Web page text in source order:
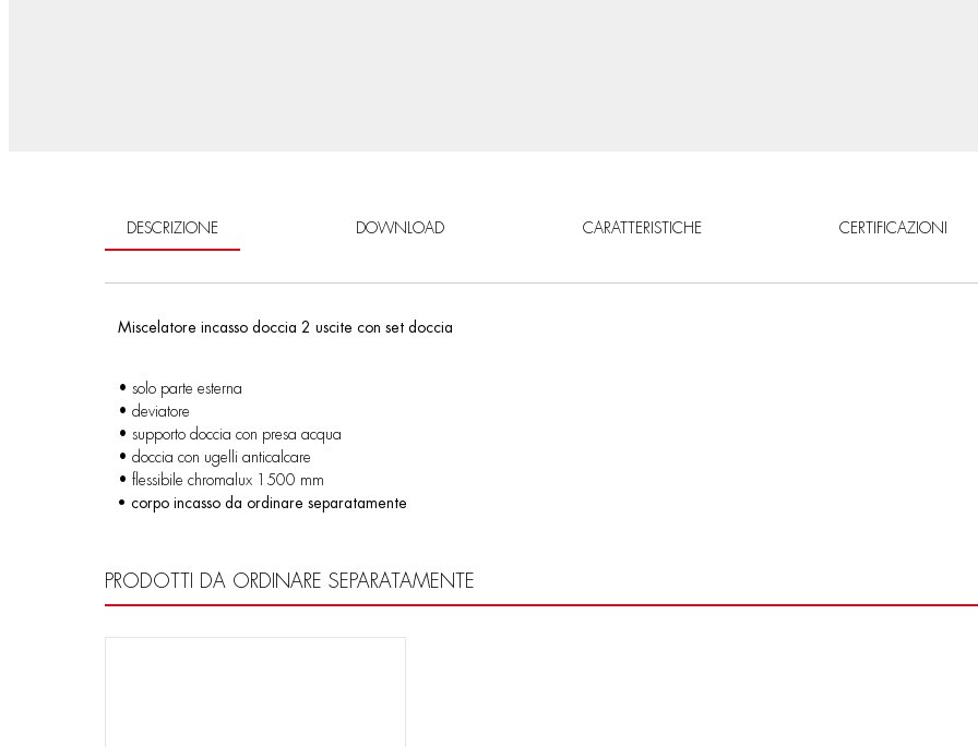
DESCRIZIONE DOWNLOAD CARATTERISTICHE CERTIFICAZIONI
Miscelatore incasso doccia 2 uscite con set doccia
• solo parte esterna
• deviatore
• supporto doccia con presa acqua
• doccia con ugelli anticalcare
• flessibile chromalux 1500 mm
• corpo incasso da ordinare separatamente
PRODOTTI DA ORDINARE SEPARATAMENTE